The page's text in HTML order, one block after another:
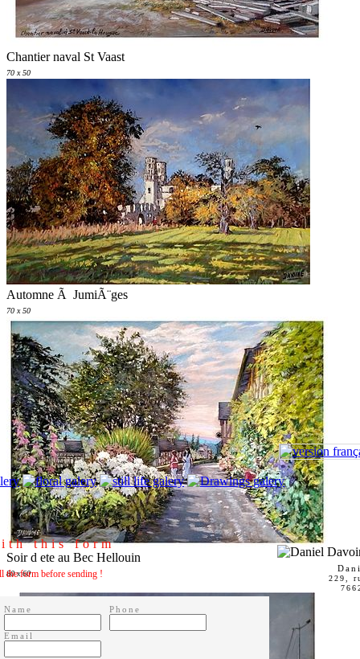
Chantier naval St Vaast
70 x 50
Automne Ã JumiÃ¨ges
70 x 50
Soir d ete au Bec Hellouin
80 x 60
this form
the form before sending !
Name Phone
Email
229,